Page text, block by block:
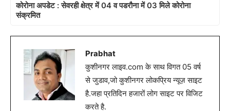
कोरोना अपडेट : सेवरही क्षेत्र में 04 व पडरौना में 03 मिले कोरोना
संक्रमित
Prabhat
कुशीनगर लाइव.com के साथ विगत 05 वर्ष
से जुडाव,जो कुशीनगर लोकप्रिय न्यूज़ साइट
है.जहा प्रतिदिन हजारों लोग साइट पर विजिट
करते है.